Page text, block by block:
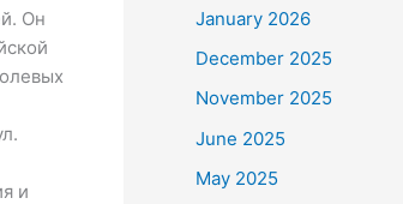
Он
и
January 2026
December 2025
November 2025
June 2025
May 2025